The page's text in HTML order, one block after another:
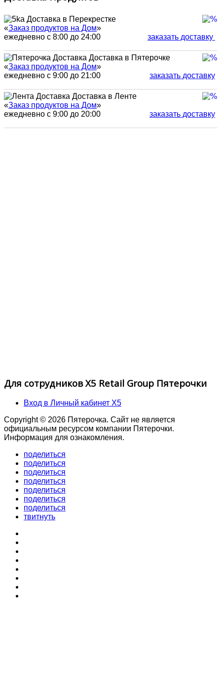
Доставка в Перекрестке
«Заказ продуктов на Дом»
ежедневно с 8:00 до 24:00
заказать доставку
Доставка в Пятерочке
«Заказ продуктов на Дом»
ежедневно с 9:00 до 21:00
заказать доставку
Доставка в Ленте
«Заказ продуктов на Дом»
ежедневно с 9:00 до 20:00
заказать доставку
Для сотрудников X5 Retail Group Пятерочки
Вход в Личный кабинет X5
Copyright © 2026 Пятерочка. Сайт не является
официальным ресурсом компании Пятерочки.
Информация для ознакомления.
поделиться
поделиться
поделиться
поделиться
поделиться
поделиться
поделиться
твитнуть